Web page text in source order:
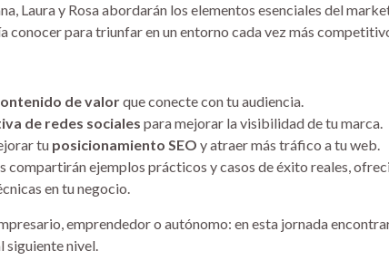
Laura y Rosa abordarán los elementos esenciales del
conocer para triunfar en un entorno cada vez más
de valorque conecte con tu audiencia.
de redes sociales para mejorar la visibilidad de tu marca.
tu posicionamiento SEO y atraer más tráfico a tu web.
compartirán ejemplos prácticos y casos de éxito reales,
en tu negocio.
emprendedor o autónomo: en esta jornada
siguiente nivel.